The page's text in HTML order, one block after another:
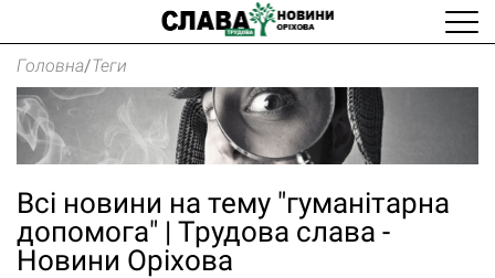
Головна/Теги
Всі новини на тему "гуманітарна
допомога" | Трудова слава -
Новини Оріхова